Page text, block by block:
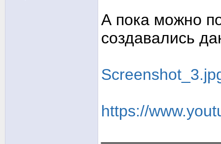
А пока можно
создавались
https://